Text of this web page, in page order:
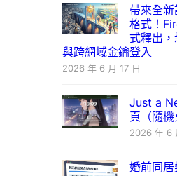
帶來全
格式！
式釋出
與跨網域金鑰登入
2026 年 6 月 17 日
Just a
頁（隨機
2026 年 6
婚前同